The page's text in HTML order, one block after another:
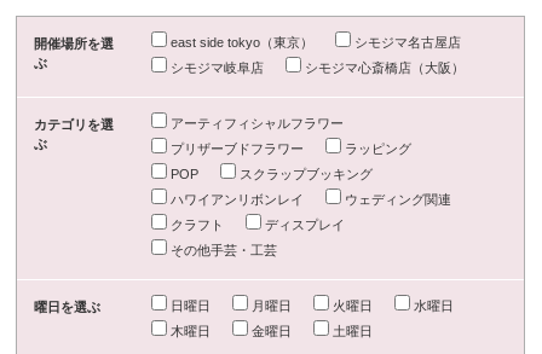
開催場所を選
ぶ
east side tokyo（東京）
シモジマ名古屋店
シモジマ岐阜店
シモジマ心斎橋店（大阪）
カテゴリを選
ぶ
アーティフィシャルフラワー
プリザーブドフラワー
ラッピング
POP
スクラップブッキング
ハワイアンリボンレイ
ウェディング関連
クラフト
ディスプレイ
その他手芸・工芸
曜日を選ぶ 日曜日 月曜日 火曜日
水曜日
木曜日
金曜日 土曜日